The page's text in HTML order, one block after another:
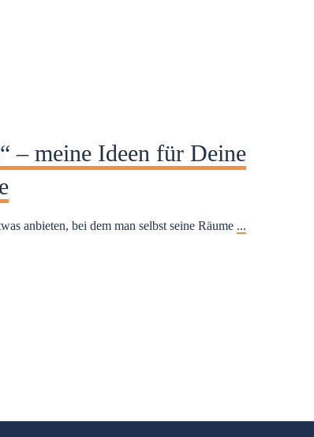
– meine Ideen für Deine
anbieten, bei dem man selbst seine Räume ...